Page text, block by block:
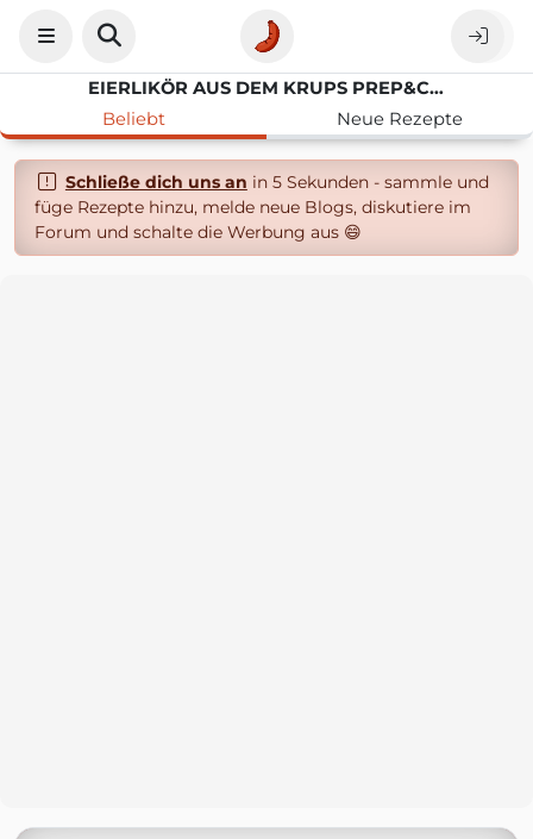
EIERLIKÖR AUS DEM KRUPS PREP&COOK
Beliebt
Neue Rezepte
Schließe dich uns an in 5 Sekunden - sammle und
füge Rezepte hinzu, melde neue Blogs, diskutiere im
Forum und schalte die Werbung aus 😄